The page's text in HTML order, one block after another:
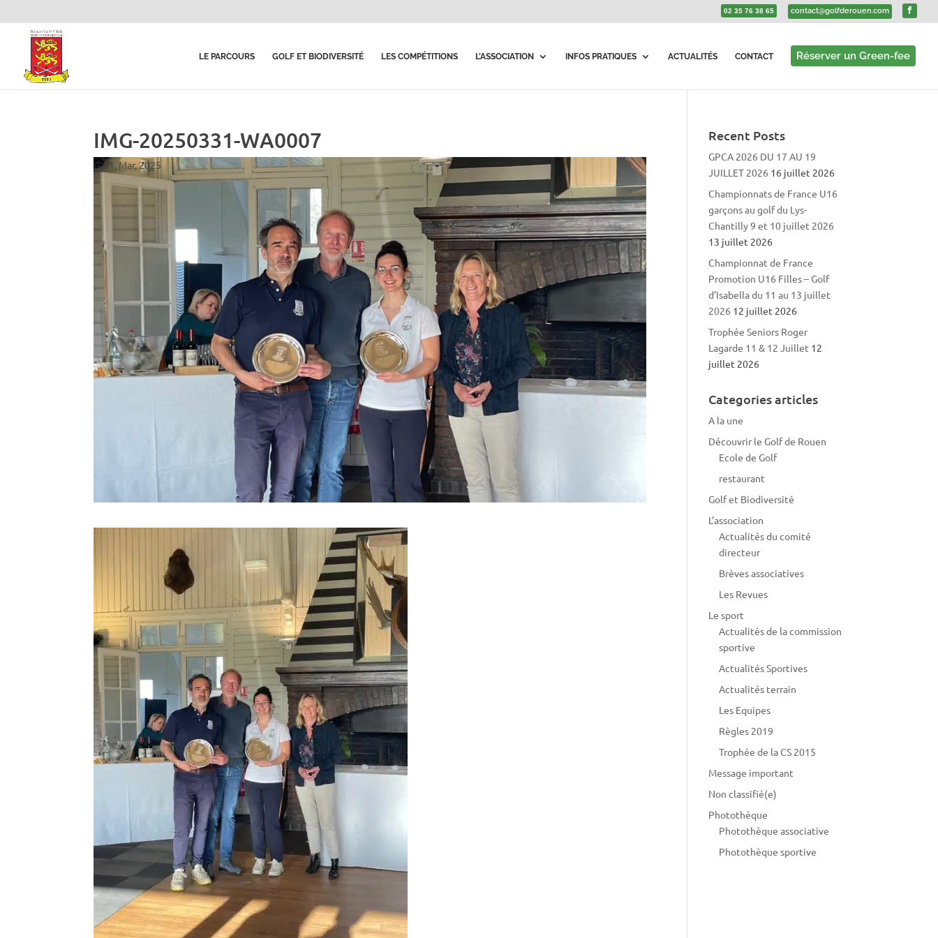
02 35 76 38 65 contact@golfderouen.com
LE PARCOURS GOLF ET BIODIVERSITÉ LES COMPÉTITIONS L’ASSOCIATION INFOS PRATIQUES ACTUALITÉS CONTACT Réserver un Green-fee
IMG-20250331-WA0007
31, Mar, 2025
Recent Posts
GPCA 2026 DU 17 AU 19
JUILLET 2026 16 juillet 2026
Championnats de France U16
garçons au golf du Lys-
Chantilly 9 et 10 juillet 2026
13 juillet 2026
Championnat de France
Promotion U16 Filles – Golf
d’Isabella du 11 au 13 juillet
2026 12 juillet 2026
Trophée Seniors Roger
Lagarde 11 & 12 Juillet 12
juillet 2026
Categories articles
A la une
Découvrir le Golf de Rouen
Ecole de Golf
restaurant
Golf et Biodiversité
L'association
Actualités du comité
directeur
Brèves associatives
Les Revues
Le sport
Actualités de la commission
sportive
Actualités Sportives
Actualités terrain
Les Equipes
Règles 2019
Trophée de la CS 2015
Message important
Non classifié(e)
Photothèque
Photothèque associative
Photothèque sportive